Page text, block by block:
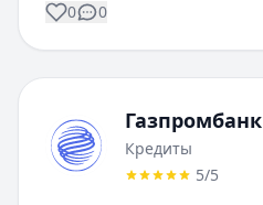
0 0
Газпромбанк
Кредиты
5/5